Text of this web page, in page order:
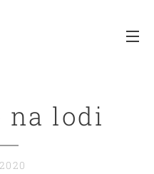
na lodi